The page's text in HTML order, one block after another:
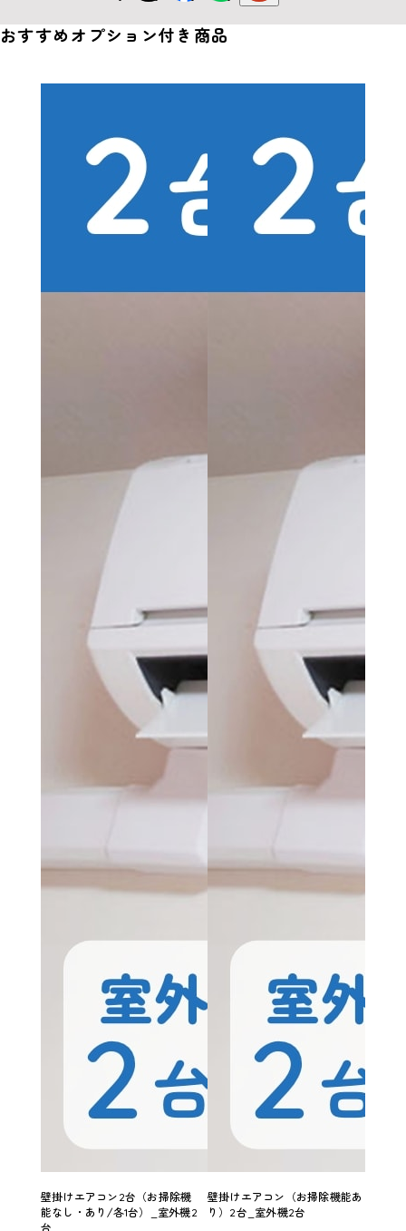
おすすめオプション付き商品
壁掛けエアコン2台（お掃除機
能なし・あり/各1台）_室外機2
台
壁掛けエアコン（お掃除機能あ
り）2台_室外機2台